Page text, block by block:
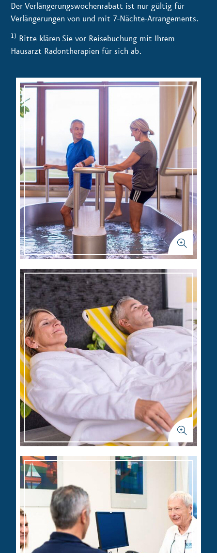
Der Verlängerungswochenrabatt ist nur gültig für
Verlängerungen von und mit 7-Nächte-Arrangements.
1) Bitte klären Sie vor Reisebuchung mit Ihrem
Hausarzt Radontherapien für sich ab.